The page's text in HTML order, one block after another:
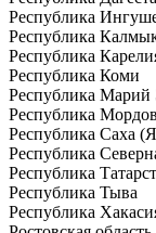
Республика
Республика
Республика
Республика Коми
Республика Марий
Республика
Республика Саха
Республика
Республика
Республика Тыва
Республика